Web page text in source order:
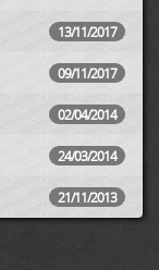
13/11/2017
09/11/2017
02/04/2014
24/03/2014
21/11/2013